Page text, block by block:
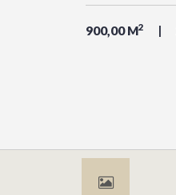
900,00 M2